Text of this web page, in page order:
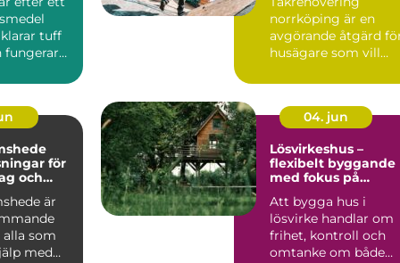
tuff
fungerar
Östgötskt klimat
norrköping är en
avgörande åtgärd
husägare som vill
mot fukt, mö...
för
och
är
som
med
04. jun
Lösvirkeshus –
flexibelt byggande
med fokus på
Att bygga hus i
lösvirke handlar om
frihet, kontroll och
omtanke om både